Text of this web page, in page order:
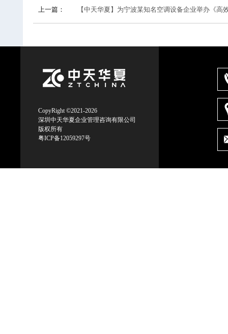
上一篇： 【中天华夏】为宁波某知名空调设备企业举办《高
CopyRight ©2021-2026
深圳中天华夏企业管理咨询有限公司
版权所有
粤ICP备12059297号